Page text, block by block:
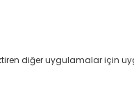
diğer uygulamalar için